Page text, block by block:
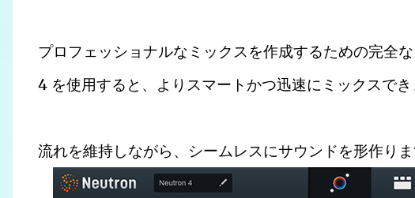
プロフェッショナルなミックスを作成するための完
4 を使用すると、よりスマートかつ迅速にミックスでき
流れを維持しながら、シームレスにサウンドを形作り